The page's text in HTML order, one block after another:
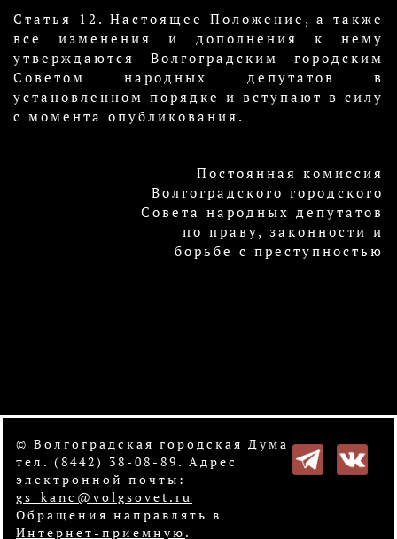
Статья 12. Настоящее Положение, а также
все изменения и дополнения к нему
утверждаются Волгоградским городским
Советом народных депутатов в
установленном порядке и вступают в силу
с момента опубликования.
Постоянная комиссия
Волгоградского городского
Совета народных депутатов
по праву, законности и
борьбе с преступностью
© Волгоградская городская Дума
тел. (8442) 38-08-89. Адрес
электронной почты:
gs_kanc@volgsovet.ru
Обращения направлять в
Интернет-приемную .